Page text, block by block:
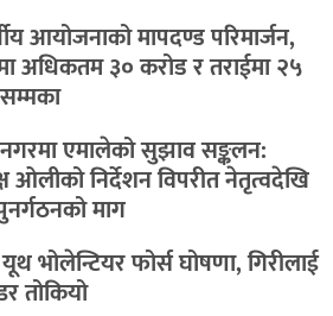
आयोजनाको मापदण्ड परिमार्जन,
अधिकतम ३० करोड र तराईमा २५
एमालेको सुझाव सङ्कलन:
ओलीको निर्देशन विपरीत नेतृत्वदेखि
पुनर्गठनको माग
भोलेन्टियर फोर्स घोषणा, गिरीलाई
तोकियो